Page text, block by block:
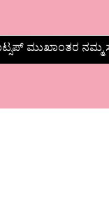
ಮುಖಾಂತರ